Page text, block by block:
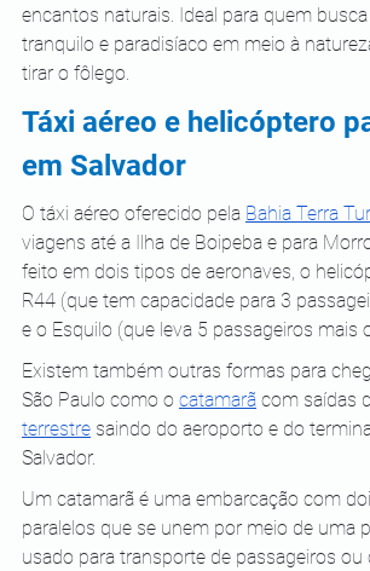
encantos naturais. Ideal para quem
tranquilo e paradisíaco em meio à
tirar o fôlego.
Táxi aéreo e helicóptero
em Salvador
O táxi aéreo oferecido pela Bahia Terra
viagens até a Ilha de Boipeba e para
feito em dois tipos de aeronaves, o
R44 (que tem capacidade para 3
e o Esquilo (que leva 5 passageiros mais
Existem também outras formas para
São Paulo como o catamarã com saídas
terrestre saindo do aeroporto e do
Salvador.
Um catamarã é uma embarcação com
paralelos que se unem por meio de uma
usado para transporte de passageiros ou